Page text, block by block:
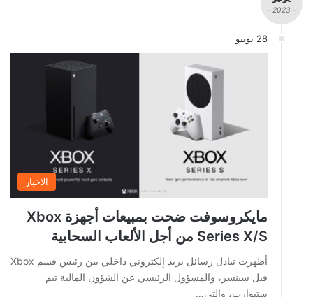
- 2023 -
28 يونيو
الاخبار
مايكروسوفت ضحت بمبيعات أجهزة Xbox
Series X/S من أجل الألعاب السحابية
أظهرت تبادل رسائل بريد إلكتروني داخلي بين رئيس قسم Xbox
فيل سبنسر، والمسؤول الرئيسي عن الشؤون المالية تيم
ستيوارت، والتي…